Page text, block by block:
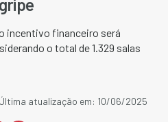
incentivo financeiro será
o total de 1.329 salas
atualização em: 10/06/2025